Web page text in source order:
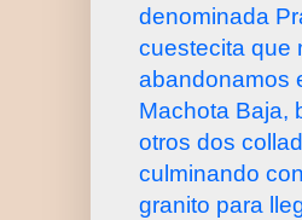
denominada
cuestecita que
abandonamos
Machota Baja,
otros dos
culminando
granito para